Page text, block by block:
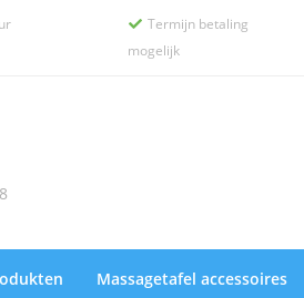
 Termijn betaling
mogelijk
Massagetafel accessoires